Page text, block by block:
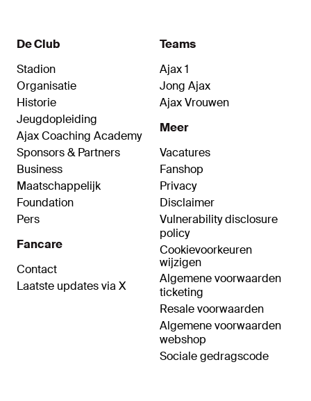
De Club
Stadion
Organisatie
Historie
Jeugdopleiding
Ajax Coaching Academy
Sponsors & Partners
Business
Maatschappelijk
Foundation
Pers
Fancare
Contact
Laatste updates via X
Teams
Ajax 1
Jong Ajax
Ajax Vrouwen
Meer
Vacatures
Fanshop
Privacy
Disclaimer
Vulnerability disclosure
policy
Cookievoorkeuren
wijzigen
Algemene voorwaarden
ticketing
Resale voorwaarden
Algemene voorwaarden
webshop
Sociale gedragscode